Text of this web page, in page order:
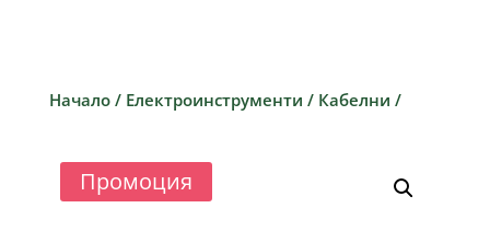
Начало/ Електроинструменти / Кабелни /
Промоция